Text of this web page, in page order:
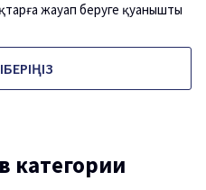
жауап беруге қуанышты
категории